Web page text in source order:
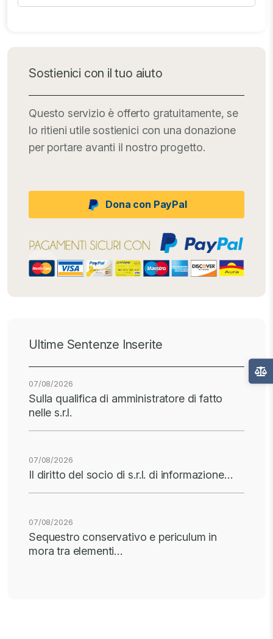
Sostienici con il tuo aiuto
Questo servizio è offerto gratuitamente, se
lo ritieni utile sostienici con una donazione
per portare avanti il nostro progetto.
Dona con PayPal
Ultime Sentenze Inserite
07/08/2026
Sulla qualifica di amministratore di fatto
nelle s.r.l.
07/08/2026
Il diritto del socio di s.r.l. di informazione…
07/08/2026
Sequestro conservativo e periculum in
mora tra elementi…